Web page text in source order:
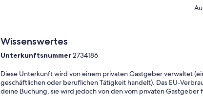
Wissenswertes
Unterkunftsnummer2734186
Diese Unterkunft wird von einem privaten Gastgeber verwaltet
geschäftlichen oder beruflichen Tätigkeit handelt). Das EU-
deine Buchung, sie wird jedoch von den vom privaten